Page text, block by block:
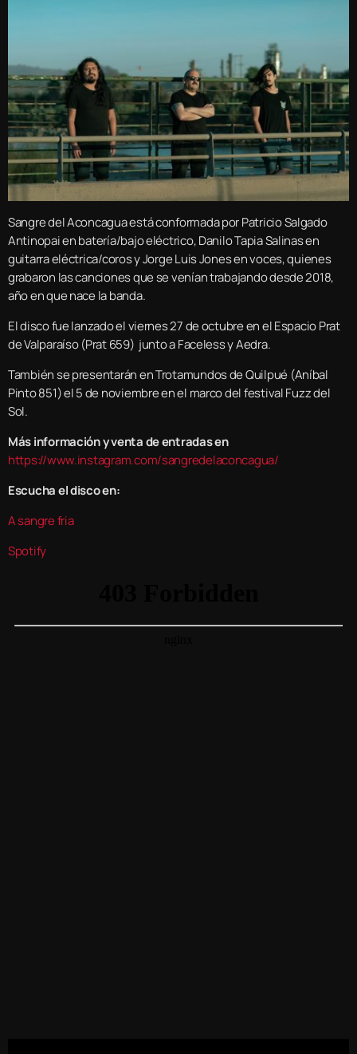
Sangre del Aconcagua está conformada por Patricio Salgado
Antinopai en batería/bajo eléctrico, Danilo Tapia Salinas en
guitarra eléctrica/coros y Jorge Luis Jones en voces, quienes
grabaron las canciones que se venían trabajando desde 2018,
año en que nace la banda.
El disco fue lanzado el viernes 27 de octubre en el Espacio Prat
de Valparaíso (Prat 659) junto a Faceless y Aedra.
También se presentarán en Trotamundos de Quilpué (Aníbal
Pinto 851) el 5 de noviembre en el marco del festival Fuzz del
Sol.
Más información y venta de entradas en
https://www.instagram.com/sangredelaconcagua/
Escucha el disco en:
A sangre fria
Spotify